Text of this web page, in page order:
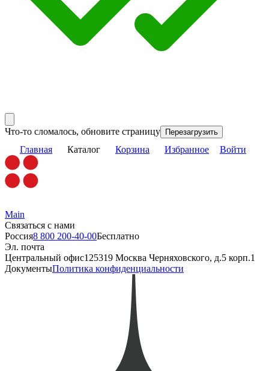
Что-то сломалось, обновите страницу Перезагрузить
Главная Каталог Корзина Избранное Войти
Main
Связаться с нами
Россия8 800 200-40-00Бесплатно
Эл. почта
Центральный офис125319 Москва Черняховского, д.5 корп.1
ДокументыПолитика конфиденциальности